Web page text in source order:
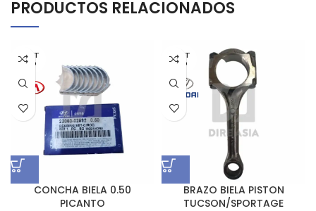
PRODUCTOS RELACIONADOS
AGOT
ADO
CONCHA BIELA 0.50
PICANTO
AGOT
ADO
BRAZO BIELA PISTON
TUCSON/SPORTAGE